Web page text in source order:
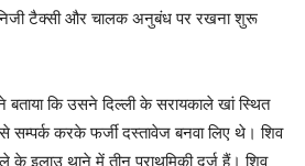
निजी टैक्सी और चालक अनुबंध पर रखना शुरू
कि उसने दिल्ली के सरायकाले खां स्थित
सम्पर्क करके फर्जी दस्तावेज बनवा लिए थे। शिव
के इलाउ थाने में तीन प्राथमिकी दर्ज हैं। शिव